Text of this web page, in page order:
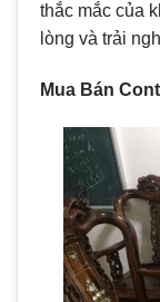
thắc mắc của
lòng và trải
Mua Bán